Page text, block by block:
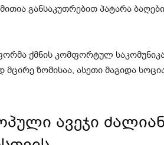
განსაკუთრებით პატარა
ქმნის კომფორტულ
მცირე ზომისაა, ასეთი მაგიდა
ავეჯი